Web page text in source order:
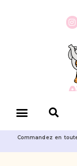
Commandez en